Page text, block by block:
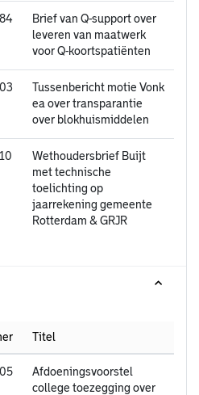
Brief van Q-support over
leveren van maatwerk
voor Q-koortspatiënten
Tussenbericht motie Vonk
ea over transparantie
over blokhuismiddelen
Wethoudersbrief Buijt
met technische
toelichting op
jaarrekening gemeente
Rotterdam & GRJR
Titel
Afdoeningsvoorstel
college toezegging over